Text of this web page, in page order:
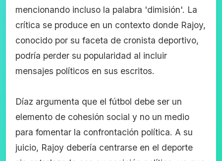
mencionando incluso la palabra 'dimisión'. La
crítica se produce en un contexto donde Rajoy,
conocido por su faceta de cronista deportivo,
podría perder su popularidad al incluir
mensajes políticos en sus escritos.
Díaz argumenta que el fútbol debe ser un
elemento de cohesión social y no un medio
para fomentar la confrontación política. A su
juicio, Rajoy debería centrarse en el deporte